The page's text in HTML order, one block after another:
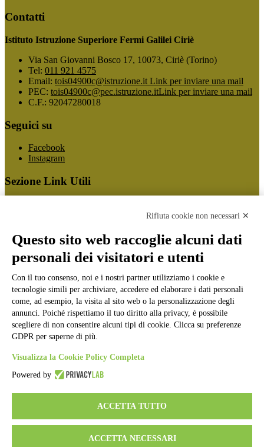
Contatti
Istituto Istruzione Superiore Fermi Galilei Ciriè
Via San Giovanni Bosco 17, 10073, Ciriè (Torino)
Tel: 011 921 4575
Email: tois04900c@istruzione.it Link per inviare una mail
PEC: tois04900c@pec.istruzione.itLink per inviare una mail
C.F.: 92047280018
Seguici su
Facebook
Instagram
Sezione Link Utili
Ufficio Relazioni con il Pubblico
Dichiarazione di accessibilità
Obiettivi di accessibilità
Gestione consensi cookie
Amministrazione trasparente
Pagina visualizzata
63191 volte
Sezione Copyright
Copyright 2026 | Engineered and powered by Gruppo Spaggiari
Parma S.p.A. | Divisione Publishing & New Social Media
Rifiuta cookie non necessari ✕
Questo sito web raccoglie alcuni dati
personali dei visitatori e utenti
Con il tuo consenso, noi e i nostri partner utilizziamo i cookie e
tecnologie simili per archiviare, accedere ed elaborare i dati personali
come, ad esempio, la visita al sito web o la personalizzazione degli
annunci. Poiché rispettiamo il tuo diritto alla privacy, è possibile
scegliere di non consentire alcuni tipi di cookie. Clicca su preferenze
GDPR per saperne di più.
Visualizza la Cookie Policy Completa
Powered by
ACCETTA TUTTO
ACCETTA NECESSARI